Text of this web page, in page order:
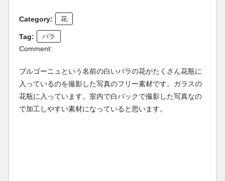
Category: 花
Tag: バラ
Comment:
ブルゴーニュという名前の白いバラの花がたくさん花瓶に
入っているのを撮影した写真のフリー素材です。ガラスの
花瓶に入っています。室内で白バックで撮影した写真なの
で加工しやすい素材になっていると思います。